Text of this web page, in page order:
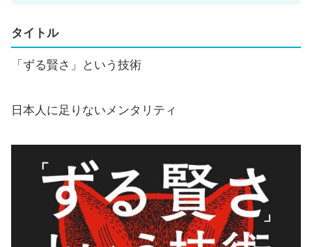
タイトル
「ずる賢さ」という技術
日本人に足りないメンタリティ